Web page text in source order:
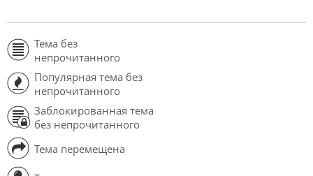
Тема без
непрочитанного
Популярная тема без
непрочитанного
Заблокированная тема
без непрочитанного
Тема перемещена